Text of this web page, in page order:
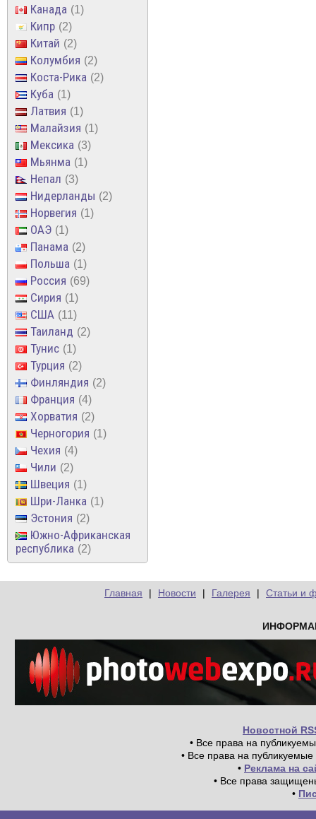
Канада 1
Кипр 2
Китай 2
Колумбия 2
Коста-Рика 2
Куба 1
Латвия 1
Малайзия 1
Мексика 3
Мьянма 1
Непал 3
Нидерланды 2
Норвегия 1
ОАЭ 1
Панама 2
Польша 1
Россия 69
Сирия 1
США 11
Таиланд 2
Тунис 1
Турция 2
Финляндия 2
Франция 4
Хорватия 2
Черногория 1
Чехия 4
Чили 2
Швеция 1
Шри-Ланка 1
Эстония 2
Южно-Африканская
республика
2
Главная | Новости | Галерея | Статьи и
Новостной
• Все права на
• Все права на
• Реклама на
• Все права
•